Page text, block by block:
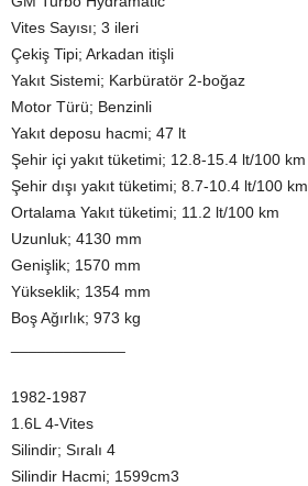
Vites Sayısı; 3 ileri
Çekiş Tipi; Arkadan itişli
Yakıt Sistemi; Karbüratör 2-boğaz
Motor Türü; Benzinli
Yakıt deposu hacmi; 47 lt
Şehir içi yakıt tüketimi; 12.8-15.4 lt/100 km
Şehir dışı yakıt tüketimi; 8.7-10.4 lt/100 km
Ortalama Yakıt tüketimi; 11.2 lt/100 km
Uzunluk; 4130 mm
Genişlik; 1570 mm
Yükseklik; 1354 mm
Boş Ağırlık; 973 kg
1982-1987
1.6L 4-Vites
Silindir; Sıralı 4
Silindir Hacmi; 1599cm3